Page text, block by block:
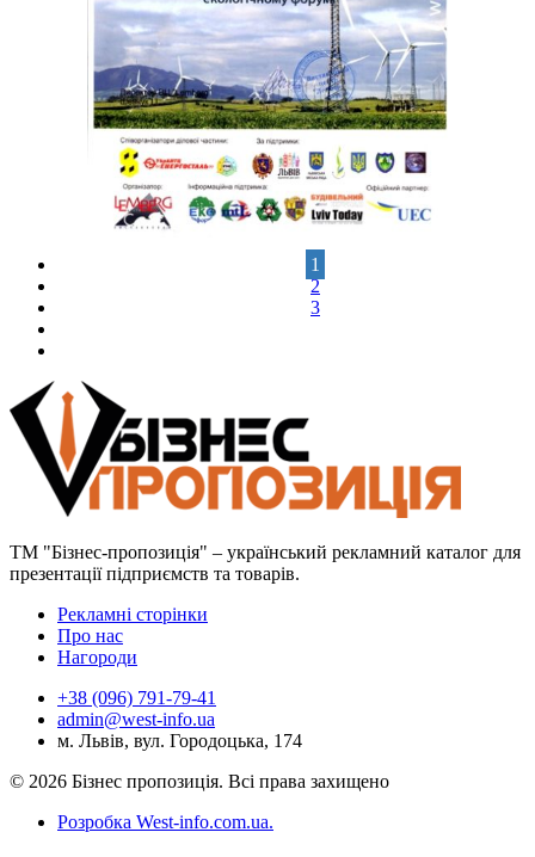
1
2
3
ТМ "Бізнес-пропозиція" – український рекламний каталог для
презентації підприємств та товарів.
Рекламні сторінки
Про нас
Нагороди
+38 (096) 791-79-41
admin@west-info.ua
м. Львів, вул. Городоцька, 174
© 2026 Бізнес пропозиція. Всі права захищено
Розробка West-info.com.ua.